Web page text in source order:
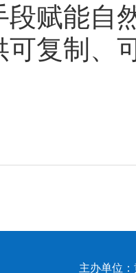
段赋能自
可复制、
主办单位